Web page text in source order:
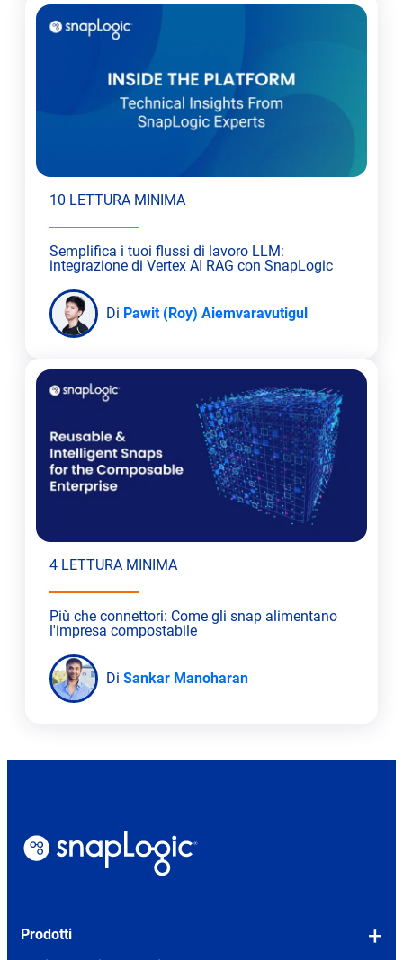
10 LETTURA MINIMA
Semplifica i tuoi flussi di lavoro LLM:
integrazione di Vertex AI RAG con SnapLogic
Di Pawit (Roy) Aiemvaravutigul
4 LETTURA MINIMA
Più che connettori: Come gli snap alimentano
l'impresa compostabile
Di Sankar Manoharan
Prodotti